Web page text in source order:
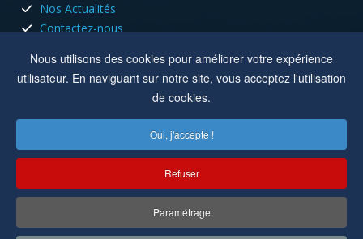
Nous utilisons des cookies pour améliorer votre expérience
utilisateur. En naviguant sur notre site, vous acceptez l'utilisation
de cookies.
Oui, j'accepte !
Refuser
Paramétrage
Nos Actualités
Contactez-nous
HORAIRES D'OUVERTURE
Nous sommes ouvert tous les jours du lundi au vendredi aux
8h à 12h - 13h30 à 17h30
Mer, Ven :8h à 12h
8 rue du capitole 42110 Feurs